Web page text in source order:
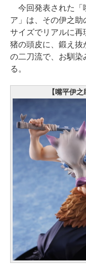
今回発表された「
ア」は、その伊之
サイズでリアルに再
猪の頭皮に、鍛え抜
の二刀流で、お馴染
る。
【嘴平伊